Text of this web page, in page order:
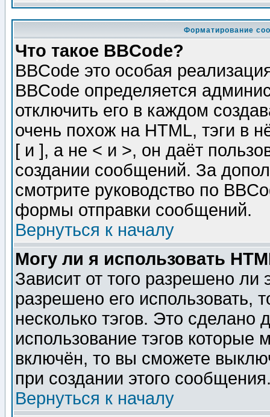
Форматирование
Что такое BBCode?
BBCode это особая
BBCode определяется
отключить его в каждом
очень похож на HTML, тэги в
[ и ], а не < и >, он даёт
создании сообщений. За
смотрите руководство по
формы отправки сообщений.
Вернуться к началу
Могу ли я использовать
Зависит от того разрешено
разрешено его использовать,
несколько тэгов. Это сделано
использование тэгов
включён, то вы сможете
при создании этого
Вернуться к началу